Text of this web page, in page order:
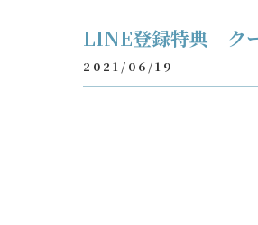
LINE登録特典 ク
2021/06/19